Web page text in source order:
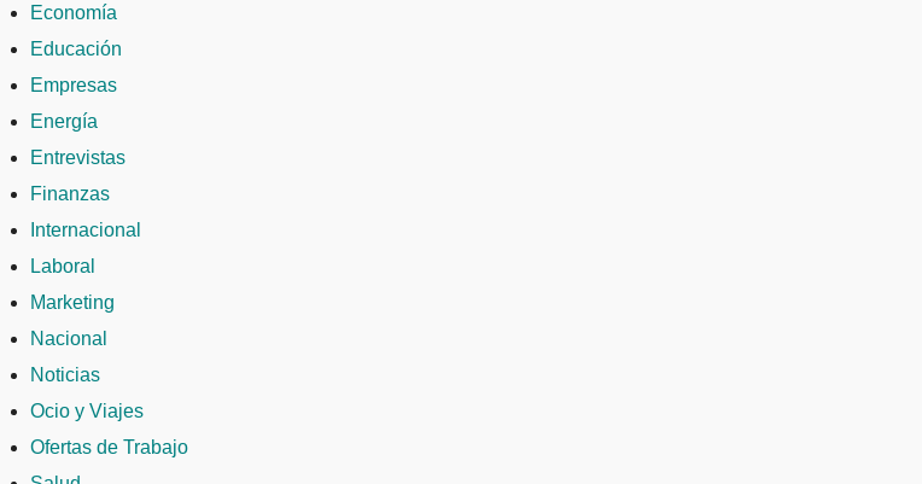
Economía
Educación
Empresas
Energía
Entrevistas
Finanzas
Internacional
Laboral
Marketing
Nacional
Noticias
Ocio y Viajes
Ofertas de Trabajo